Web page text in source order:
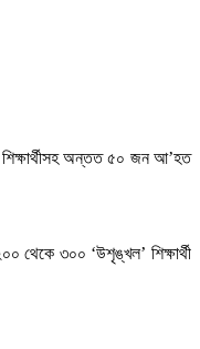
শিক্ষার্থীসহ অন্তত ৫০ জন আ’হত
থেকে ৩০০ ‘উশৃঙ্খল’ শিক্ষার্থী